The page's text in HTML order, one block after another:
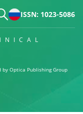
ISSN: 1023-5086
Optica Publishing Group